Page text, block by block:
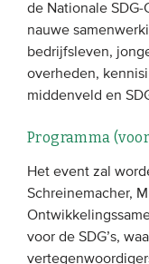
de Nationale
nauwe
bedrijfsleven,
overheden,
middenveld en
Programma
Het event zal
Schreinemacher,
voor de SDG’s,